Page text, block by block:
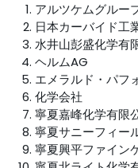
アルツケムグルー
日本カーバイド工
水井山彭盛化学有
ヘルムAG
エメラルド・パフ
化学会社
寧夏嘉峰化学有限
寧夏サニーフィー
寧夏興平ファイン